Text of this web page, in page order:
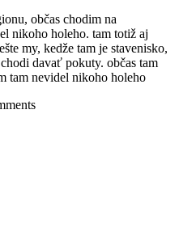
občas chodim na
nikoho holeho. tam totiž aj
my, kedže tam je stavenisko,
davať pokuty. občas tam
tam nevidel nikoho holeho